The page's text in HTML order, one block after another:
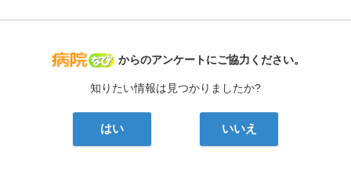
病院なび
からのアンケートにご協力ください。
知りたい情報は見つかりましたか?
はい いいえ